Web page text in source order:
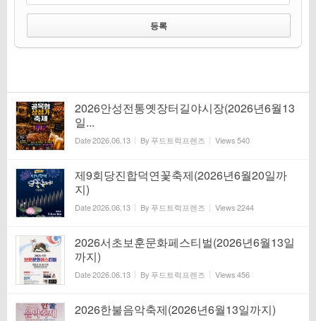
2026안성전통옛장터길야시장(2026년6월13
일...
Date2026.06.13 By 푸드트럭프렌즈 Views540
제9회당진합덕연꽃축제(2026년6월20일까
지)
Date2026.06.13 By 푸드트럭프렌즈 Views2244
2026서초보훈문화페스티벌(2026년6월13일
까지)
Date2026.06.13 By 푸드트럭프렌즈 Views456
2026한불음악축제(2026년6월13일까지)